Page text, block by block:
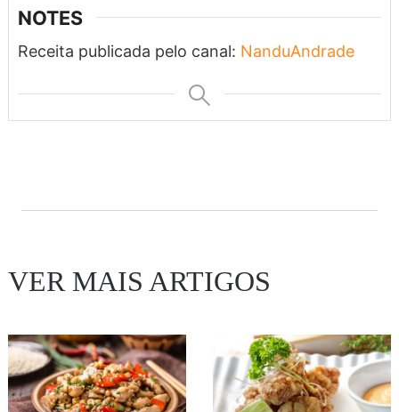
NOTES
Receita publicada pelo canal: NanduAndrade
VER MAIS ARTIGOS